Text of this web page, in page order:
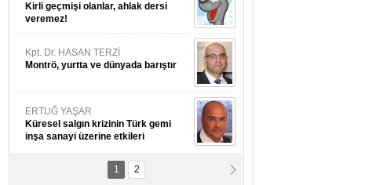
Kirli geçmişi olanlar, ahlak dersi
veremez!
Kpt. Dr. HASAN TERZİ
Montrö, yurtta ve dünyada barıştır
ERTUĞ YAŞAR
Küresel salgın krizinin Türk gemi
inşa sanayi üzerine etkileri
Kpt. MESUT AZMİ GÖKSOY
1 2